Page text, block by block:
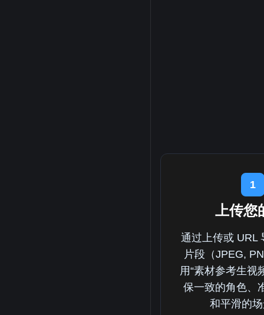
1
上传您
通过上传或 URL
片段（JPEG,
用“素材参考生视
保一致的角色、
和平滑的